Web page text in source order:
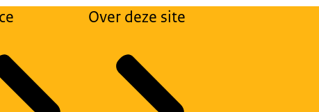
Over deze site